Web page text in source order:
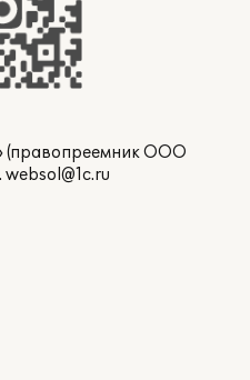
(правопреемник ООО
websol@1c.ru